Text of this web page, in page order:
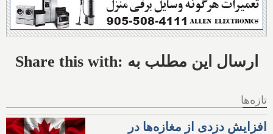
Share this with: ارسال این مطلب به
تازه‌ها
افزایش دزدی از مغازه‌ها در